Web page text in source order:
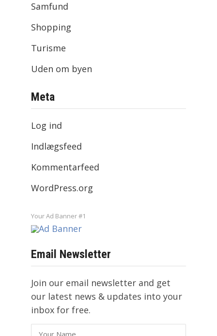
Samfund
Shopping
Turisme
Uden om byen
Meta
Log ind
Indlægsfeed
Kommentarfeed
WordPress.org
Your Ad Banner #1
Email Newsletter
Join our email newsletter and get
our latest news & updates into your
inbox for free.